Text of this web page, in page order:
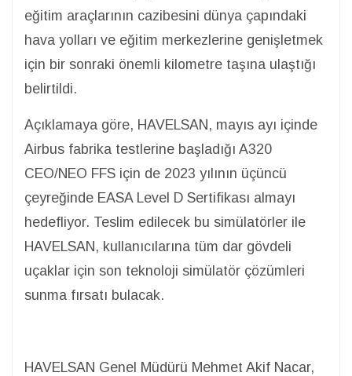
eğitim araçlarının cazibesini dünya çapındaki
hava yolları ve eğitim merkezlerine genişletmek
için bir sonraki önemli kilometre taşına ulaştığı
belirtildi.
Açıklamaya göre, HAVELSAN, mayıs ayı içinde
Airbus fabrika testlerine başladığı A320
CEO/NEO FFS için de 2023 yılının üçüncü
çeyreğinde EASA Level D Sertifikası almayı
hedefliyor. Teslim edilecek bu simülatörler ile
HAVELSAN, kullanıcılarına tüm dar gövdeli
uçaklar için son teknoloji simülatör çözümleri
sunma fırsatı bulacak.
HAVELSAN Genel Müdürü Mehmet Akif Nacar,